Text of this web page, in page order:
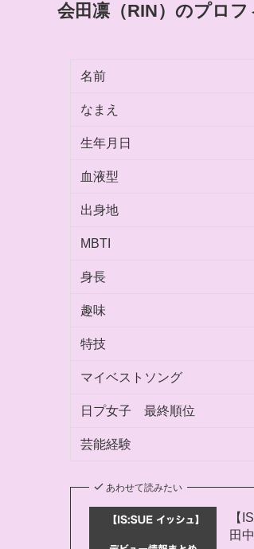
会田凛（RIN）のプロフ
名前
なまえ
生年月日
血液型
出身地
MBTI
身長
趣味
特技
マイベストソング
日プ女子 最終順位
芸能経験
あわせて読みたい
【
田